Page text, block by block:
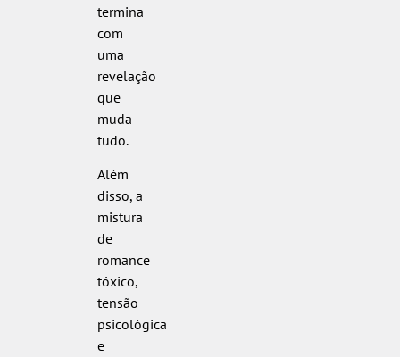
termina
com
uma
revelação
que
muda
tudo.
Além
disso, a
mistura
de
romance
tóxico,
tensão
psicológica
e